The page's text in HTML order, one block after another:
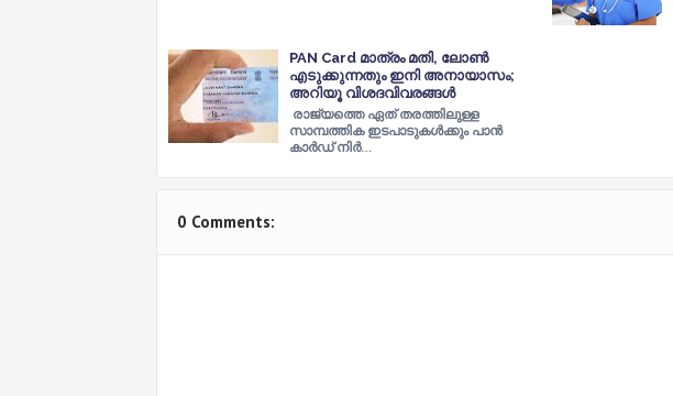
PAN Card മാത്രം മതി, ലോൺ
എടുക്കുന്നതും ഇനി അനായാസം;
അറിയൂ വിശദവിവരങ്ങൾ
രാജ്യത്തെ ഏത് തരത്തിലുള്ള
സാമ്പത്തിക ഇടപാടുകൾക്കും പാൻ
കാർഡ് നിർ…
0 Comments: